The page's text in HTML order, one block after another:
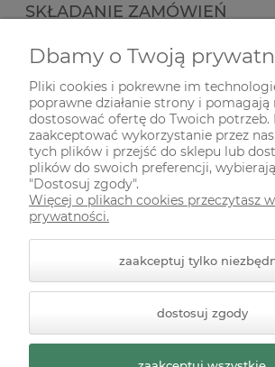
SKŁADANIE ZAMÓWIEŃ
INFORMACJE
ODWIEDŹ NAS NA
Styl graficzny ShopGadget.pl Sklep
Premium
Dbamy o Twoją
Pliki cookies i pokrewne im
poprawne działanie strony i pomagają
dostosować ofertę do Twoich potrzeb.
zaakceptować wykorzystanie przez
tych plików i przejść do sklepu lub
plików do swoich preferencji,
"Dostosuj zgody".
Więcej o plikach cookies przeczytasz
prywatności.
zaakceptuj tylko
dostosuj zgody